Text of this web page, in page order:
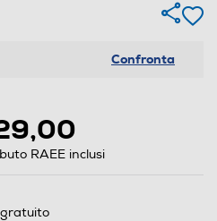
Confronta
RAEE inclusi